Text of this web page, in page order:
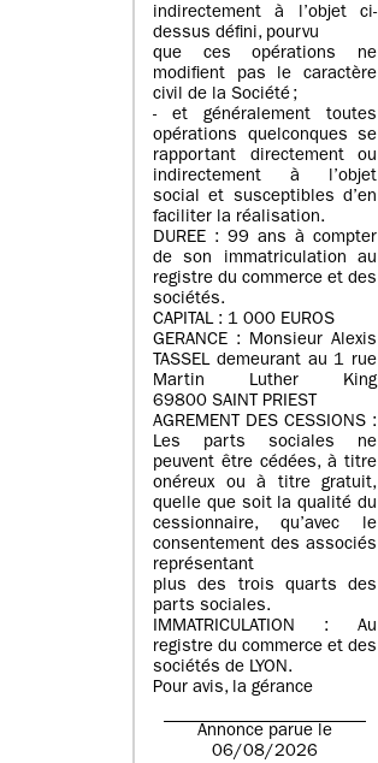
indirectement à l’objet ci-
dessus défini, pourvu
que ces opérations ne
modifient pas le caractère
civil de la Société ;
- et généralement toutes
opérations quelconques se
rapportant directement ou
indirectement à l’objet
social et susceptibles d’en
faciliter la réalisation.
DUREE : 99 ans à compter
de son immatriculation au
registre du commerce et des
sociétés.
CAPITAL : 1 000 EUROS
GERANCE : Monsieur Alexis
TASSEL demeurant au 1 rue
Martin Luther King
69800 SAINT PRIEST
AGREMENT DES CESSIONS :
Les parts sociales ne
peuvent être cédées, à titre
onéreux ou à titre gratuit,
quelle que soit la qualité du
cessionnaire, qu’avec le
consentement des associés
représentant
plus des trois quarts des
parts sociales.
IMMATRICULATION : Au
registre du commerce et des
sociétés de LYON.
Pour avis, la gérance
Annonce parue le
06/08/2026